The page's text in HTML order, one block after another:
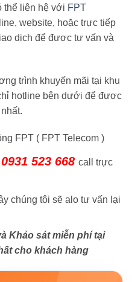
thể liên hệ với FPT
website, hoặc trực tiếp
dịch để được tư vấn và
trình khuyến mãi tại khu
hotline bên dưới để được
FPT ( FPT Telecom )
0931 523 668 call trực
chúng tôi sẽ alo tư vấn lại
Khảo sát miễn phí tại
cho khách hàng